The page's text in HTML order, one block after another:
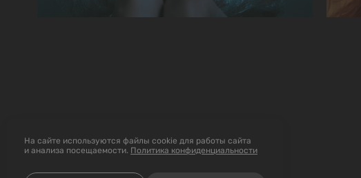
На сайте используются файлы cookie для работы сайта
и анализа посещаемости. Политика конфиденциальности